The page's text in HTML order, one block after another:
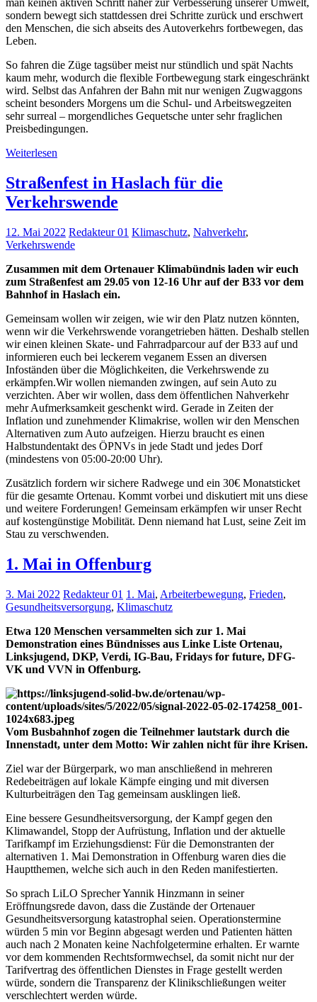
man keinen aktiven Schritt näher zur Verbesserung unserer Umwelt,
sondern bewegt sich stattdessen drei Schritte zurück und erschwert
den Menschen, die sich abseits des Autoverkehrs fortbewegen, das
Leben.
So fahren die Züge tagsüber meist nur stündlich und spät Nachts
kaum mehr, wodurch die flexible Fortbewegung stark eingeschränkt
wird. Selbst das Anfahren der Bahn mit nur wenigen Zugwaggons
scheint besonders Morgens um die Schul- und Arbeitswegzeiten
sehr surreal – morgendliches Gequetsche unter sehr fraglichen
Preisbedingungen.
Weiterlesen
Straßenfest in Haslach für die
Verkehrswende
12. Mai 2022 Redakteur 01 Klimaschutz, Nahverkehr,
Verkehrswende
Zusammen mit dem Ortenauer Klimabündnis laden wir euch
zum Straßenfest am 29.05 von 12-16 Uhr auf der B33 vor dem
Bahnhof in Haslach ein.
Gemeinsam wollen wir zeigen, wie wir den Platz nutzen könnten,
wenn wir die Verkehrswende vorangetrieben hätten. Deshalb stellen
wir einen kleinen Skate- und Fahrradparcour auf der B33 auf und
informieren euch bei leckerem veganem Essen an diversen
Infoständen über die Möglichkeiten, die Verkehrswende zu
erkämpfen.Wir wollen niemanden zwingen, auf sein Auto zu
verzichten. Aber wir wollen, dass dem öffentlichen Nahverkehr
mehr Aufmerksamkeit geschenkt wird. Gerade in Zeiten der
Inflation und zunehmender Klimakrise, wollen wir den Menschen
Alternativen zum Auto aufzeigen. Hierzu braucht es einen
Halbstundentakt des ÖPNVs in jede Stadt und jedes Dorf
(mindestens von 05:00-20:00 Uhr).
Zusätzlich fordern wir sichere Radwege und ein 30€ Monatsticket
für die gesamte Ortenau. Kommt vorbei und diskutiert mit uns diese
und weitere Forderungen! Gemeinsam erkämpfen wir unser Recht
auf kostengünstige Mobilität. Denn niemand hat Lust, seine Zeit im
Stau zu verschwenden.
1. Mai in Offenburg
3. Mai 2022 Redakteur 01 1. Mai, Arbeiterbewegung, Frieden,
Gesundheitsversorgung, Klimaschutz
Etwa 120 Menschen versammelten sich zur 1. Mai
Demonstration eines Bündnisses aus Linke Liste Ortenau,
Linksjugend, DKP, Verdi, IG-Bau, Fridays for future, DFG-
VK und VVN in Offenburg.
Vom Busbahnhof zogen die Teilnehmer lautstark durch die
Innenstadt, unter dem Motto: Wir zahlen nicht für ihre Krisen.
Ziel war der Bürgerpark, wo man anschließend in mehreren
Redebeiträgen auf lokale Kämpfe einging und mit diversen
Kulturbeiträgen den Tag gemeinsam ausklingen ließ.
Eine bessere Gesundheitsversorgung, der Kampf gegen den
Klimawandel, Stopp der Aufrüstung, Inflation und der aktuelle
Tarifkampf im Erziehungsdienst: Für die Demonstranten der
alternativen 1. Mai Demonstration in Offenburg waren dies die
Hauptthemen, welche sich auch in den Reden manifestierten.
So sprach LiLO Sprecher Yannik Hinzmann in seiner
Eröffnungsrede davon, dass die Zustände der Ortenauer
Gesundheitsversorgung katastrophal seien. Operationstermine
würden 5 min vor Beginn abgesagt werden und Patienten hätten
auch nach 2 Monaten keine Nachfolgetermine erhalten. Er warnte
vor dem kommenden Rechtsformwechsel, da somit nicht nur der
Tarifvertrag des öffentlichen Dienstes in Frage gestellt werden
würde, sondern die Transparenz der Klinikschließungen weiter
verschlechtert werden würde.